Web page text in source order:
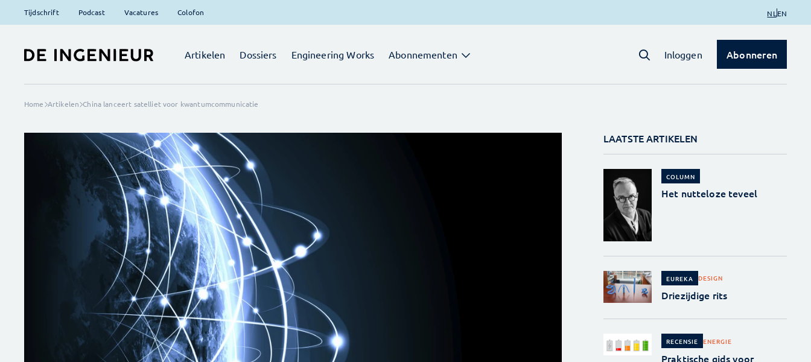
Tijdschrift Podcast Vacatures Colofon NL EN
Artikelen Dossiers Engineering Works Abonnementen Inloggen Abonneren
Home Artikelen China lanceert satelliet voor kwantumcommunicatie
LAATSTE ARTIKELEN
COLUMN
Het nutteloze teveel
EUREKA DESIGN
Driezijdige rits
RECENSIE ENERGIE
Praktische gids voor